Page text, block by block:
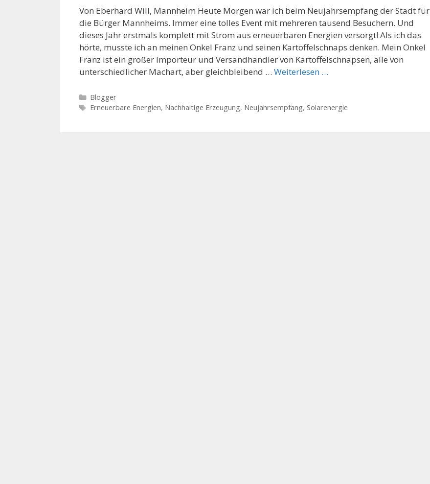
Von Eberhard Will, Mannheim Heute Morgen war ich beim Neujahrsempfang der Stadt für
die Bürger Mannheims. Immer eine tolles Event mit mehreren tausend Besuchern. Und
dieses Jahr erstmals komplett mit Strom aus erneuerbaren Energien versorgt! Als ich das
hörte, musste ich an meinen Onkel Franz und seinen Kartoffelschnaps denken. Mein Onkel
Franz ist ein großer Importeur und Versandhändler von Kartoffelschnäpsen, alle von
unterschiedlicher Machart, aber gleichbleibend … Weiterlesen …
K
a
Blogger
S
Erneuerbare Energien, Nachhaltige Erzeugung, Neujahrsempfang, Solarenergie